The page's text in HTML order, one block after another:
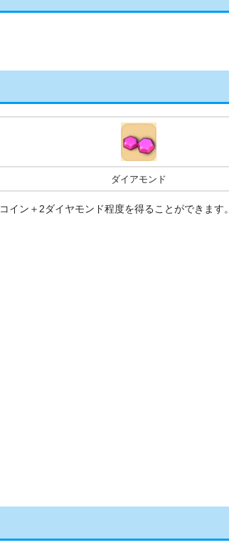
ダイアモンド
ン＋2ダイヤモンド程度を得ることができます。